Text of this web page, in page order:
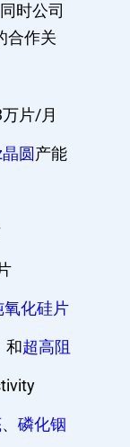
时公司
合作关
片/月
圆产能
氧化硅片
和超高阻
、 磷化铟